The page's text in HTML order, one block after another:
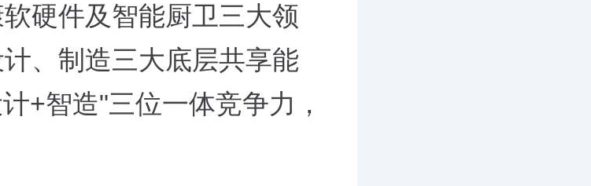
硬件及智能厨卫三大领
、制造三大底层共享能
+智造"三位一体竞争力，